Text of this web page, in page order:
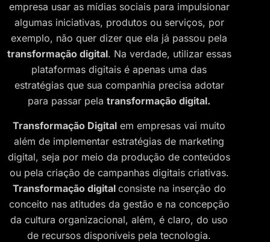
empresa usar as mídias sociais para impulsionar
algumas iniciativas, produtos ou serviços, por
exemplo, não quer dizer que ela já passou pela
transformação digital. Na verdade, utilizar essas
plataformas digitais é apenas uma das
estratégias que sua companhia precisa adotar
para passar pela transformação digital.
Transformação Digital em empresas vai muito
além de implementar estratégias de marketing
digital, seja por meio da produção de conteúdos
ou pela criação de campanhas digitais criativas.
Transformação digital consiste na inserção do
conceito nas atitudes da gestão e na concepção
da cultura organizacional, além, é claro, do uso
de recursos disponíveis pela tecnologia.